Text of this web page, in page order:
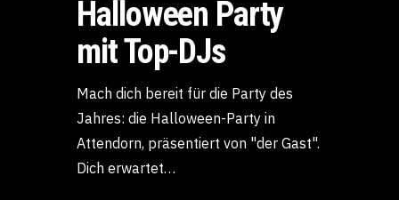
Halloween Party
mit Top-DJs
Mach dich bereit für die Party des
Jahres: die Halloween-Party in
Attendorn, präsentiert von "der Gast".
Dich erwartet…